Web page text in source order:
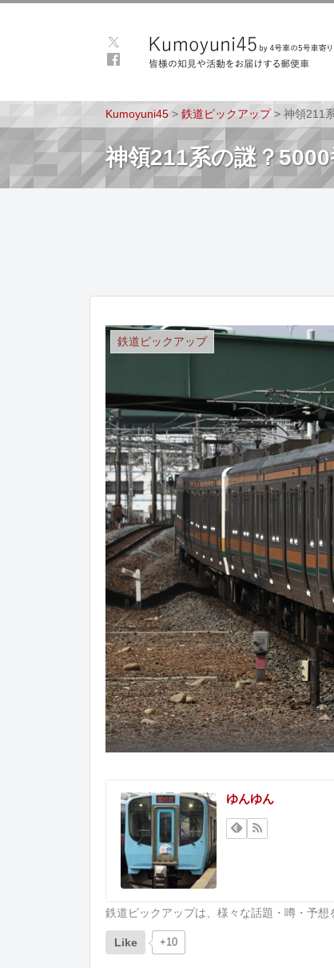
Kumoyuni45 > 鉄道ピックアップ> 神領211
神領211系の謎？
鉄道ピックアップ
ゆんゆん
鉄道ピックアップは、様々な話題・噂・予想
Like +10